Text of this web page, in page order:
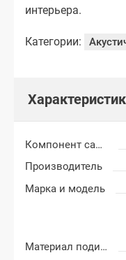
интерьера.
Категории:
Компонент салона
Производитель
Марка и модель
Материал подиумов